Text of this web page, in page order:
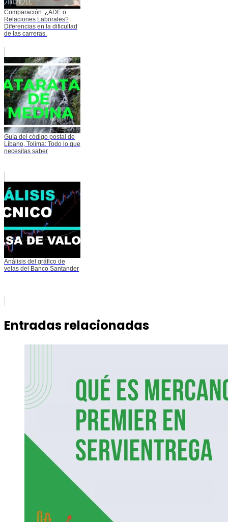
Comparación: ¿ADE o
Relaciones Laborales?
Diferencias en la dificultad
de las carreras.
Guía del código postal de
Líbano, Tolima: Todo lo que
necesitas saber
Análisis del gráfico de
velas del Banco Santander
Entradas relacionadas